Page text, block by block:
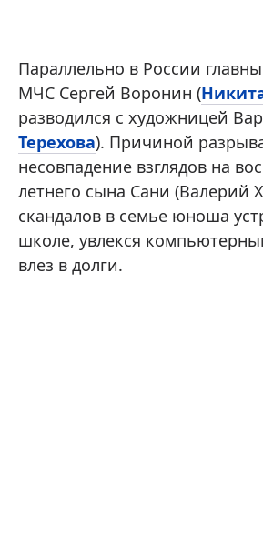
Параллельно в России
МЧС Сергей Воронин (
разводился с художницей
Терехова). Причиной
несовпадение взглядов на
летнего сына Сани (Валерий
скандалов в семье юноша
школе, увлекся
влез в долги.